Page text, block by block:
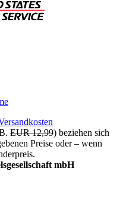
EUR 12,99) beziehen sich
Preise oder – wenn
mbH